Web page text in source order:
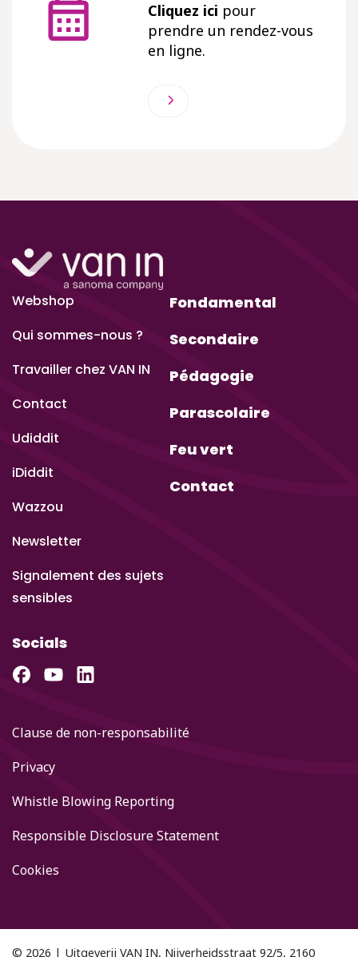
Cliquez ici pour
prendre un rendez-vous
en ligne.
Webshop
Qui sommes-nous ?
Travailler chez VAN IN
Contact
Udiddit
iDiddit
Wazzou
Newsletter
Signalement des sujets
sensibles
Fondamental
Secondaire
Pédagogie
Parascolaire
Feu vert
Contact
Socials
Clause de non-responsabilité
Privacy
Whistle Blowing Reporting
Responsible Disclosure Statement
Cookies
© 2026 | Uitgeverij VAN IN, Nijverheidsstraat 92/5, 2160